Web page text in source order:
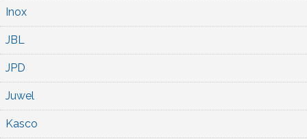
Inox
JBL
JPD
Juwel
Kasco